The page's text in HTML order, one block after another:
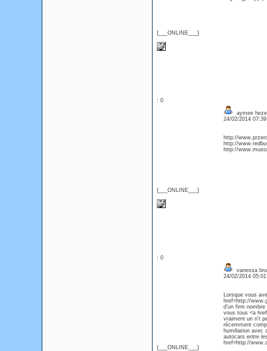
{___ONLINE___}
: 0
{___ONLINE___}
aymee
24/02/2014
http://
http://
http://
: 0
{___ONLINE___}
vanessa
24/02/2014
Lorsque vous
href=http://
d'un firm
vous tous <a
vraiment un n't
récemment
humiliation avec
autocars entre
href=http://